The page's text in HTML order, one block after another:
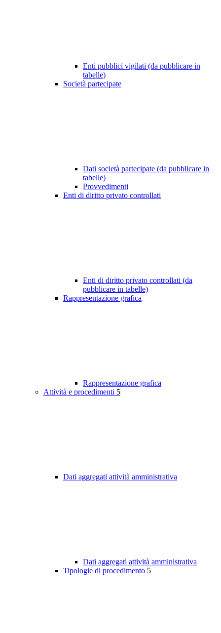
Enti pubblici vigilati (da pubblicare in
tabelle)
Società partecipate
Dati società partecipate (da pubblicare in
tabelle)
Provvedimenti
Enti di diritto privato controllati
Enti di diritto privato controllati (da
pubblicare in tabelle)
Rappresentazione grafica
Rappresentazione grafica
Attività e procedimenti 5
Dati aggregati attività amministrativa
Dati aggregati attività amministrativa
Tipologie di procedimento 5